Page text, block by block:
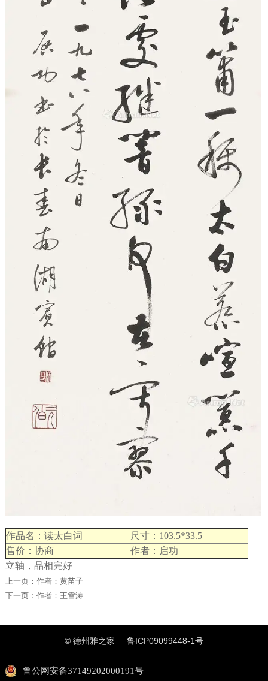
作品名：读太白词
尺寸：103.5*33.5
售价：协商
作者：启功
立轴，品相完好
上一页： 作者：黄苗子
下一页： 作者：王雪涛
© 德州雅之家 鲁ICP09099448-1号
鲁公网安备37149202000191号